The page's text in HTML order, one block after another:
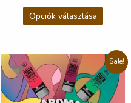
Opciók választása
Sale!